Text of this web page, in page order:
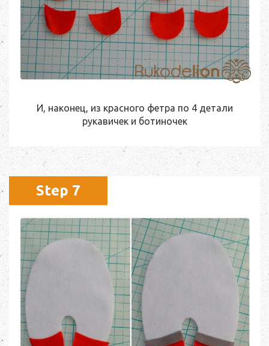
И, наконец, из красного фетра по 4 детали
рукавичек и ботиночек
Step 7